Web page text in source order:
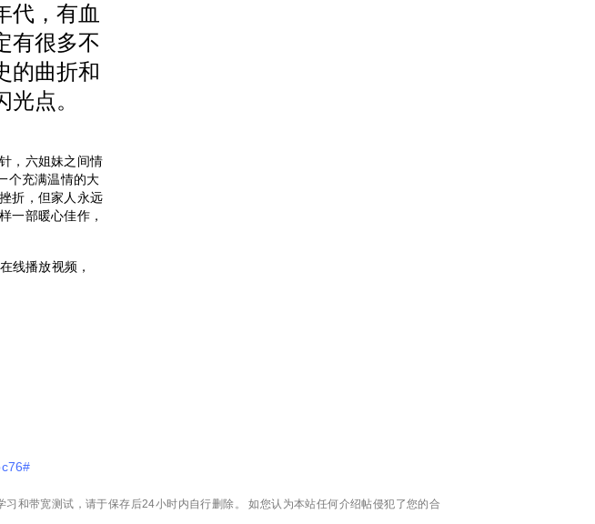
代，有血
有很多不
的曲折和
点。
，六姐妹之间情
个充满温情的大
折，但家人永远
一部暖心佳作，
线播放视频，
和带宽测试，请于保存后24小时内自行删除。 如您认为本站任何介绍帖侵犯了您的合